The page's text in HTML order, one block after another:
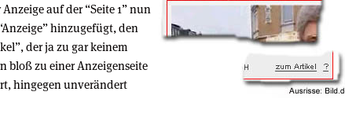
auf der “Seite 1” nun
hinzugefügt, den
der ja zu gar keinem
bloß zu einer Anzeigenseite
hingegen unverändert